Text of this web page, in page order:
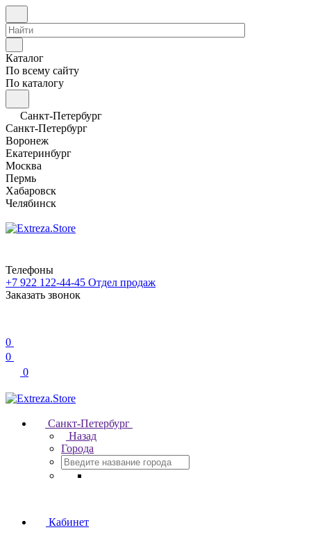
Каталог
По всему сайту
По каталогу
Санкт-Петербург
Санкт-Петербург
Воронеж
Екатеринбург
Москва
Пермь
Хабаровск
Челябинск
Телефоны
+7 922 122-44-45 Отдел продаж
Заказать звонок
0
0
0
Санкт-Петербург
Назад
Города
Кабинет